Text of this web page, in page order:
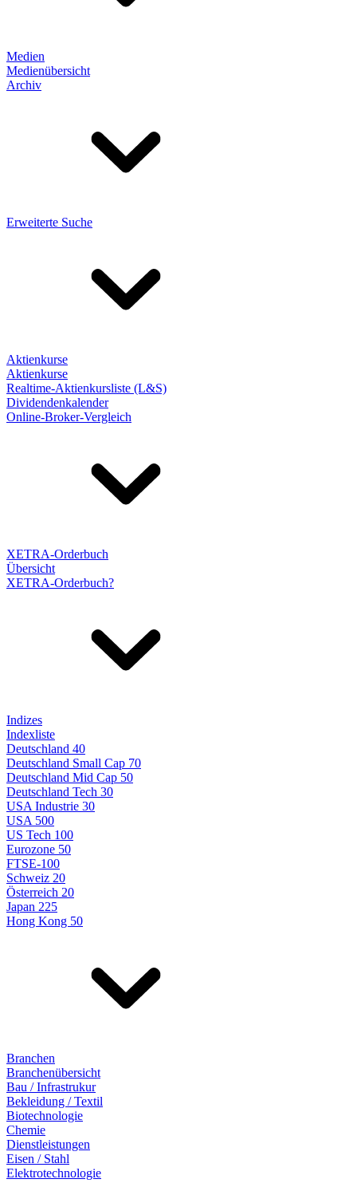
Medien
Medienübersicht
Archiv
Erweiterte Suche
Aktienkurse
Aktienkurse
Realtime-Aktienkursliste (L&S)
Dividendenkalender
Online-Broker-Vergleich
XETRA-Orderbuch
Übersicht
XETRA-Orderbuch?
Indizes
Indexliste
Deutschland 40
Deutschland Small Cap 70
Deutschland Mid Cap 50
Deutschland Tech 30
USA Industrie 30
USA 500
US Tech 100
Eurozone 50
FTSE-100
Schweiz 20
Österreich 20
Japan 225
Hong Kong 50
Branchen
Branchenübersicht
Bau / Infrastrukur
Bekleidung / Textil
Biotechnologie
Chemie
Dienstleistungen
Eisen / Stahl
Elektrotechnologie